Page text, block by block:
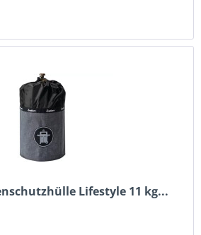
Lifestyle 11 kg...